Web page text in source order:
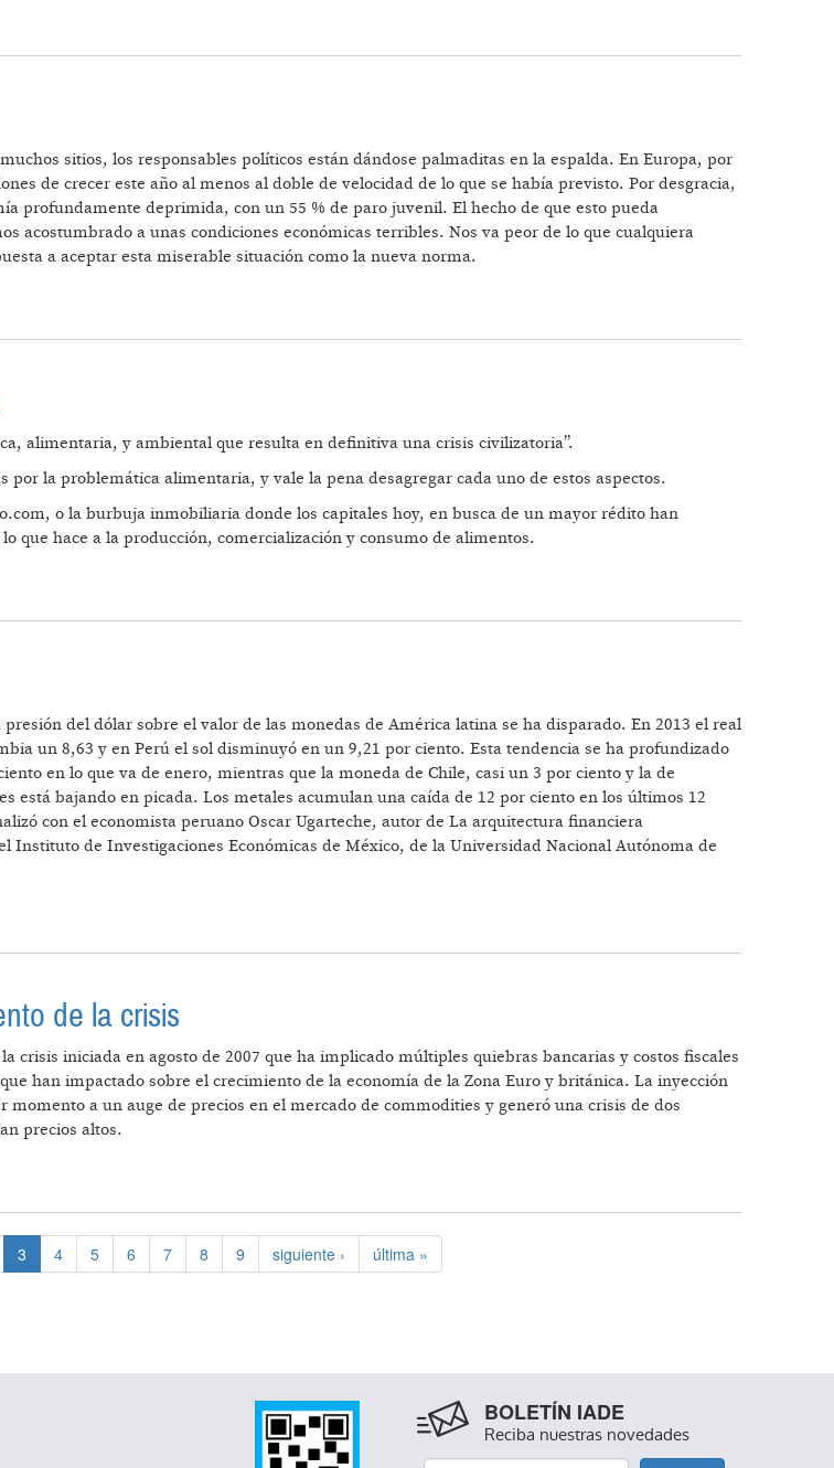
sitios, los responsables políticos están dándose palmaditas en la espalda. En Europa, por
de crecer este año al menos al doble de velocidad de lo que se había previsto. Por desgracia,
profundamente deprimida, con un 55 % de paro juvenil. El hecho de que esto pueda
acostumbrado a unas condiciones económicas terribles. Nos va peor de lo que cualquiera
a aceptar esta miserable situación como la nueva norma.
alimentaria, y ambiental que resulta en definitiva una crisis civilizatoria”.
la problemática alimentaria, y vale la pena desagregar cada uno de estos aspectos.
o la burbuja inmobiliaria donde los capitales hoy, en busca de un mayor rédito han
que hace a la producción, comercialización y consumo de alimentos.
del dólar sobre el valor de las monedas de América latina se ha disparado. En 2013 el real
un 8,63 y en Perú el sol disminuyó en un 9,21 por ciento. Esta tendencia se ha profundizado
en lo que va de enero, mientras que la moneda de Chile, casi un 3 por ciento y la de
bajando en picada. Los metales acumulan una caída de 12 por ciento en los últimos 12
con el economista peruano Oscar Ugarteche, autor de La arquitectura financiera
de Investigaciones Económicas de México, de la Universidad Nacional Autónoma de
de la crisis
crisis iniciada en agosto de 2007 que ha implicado múltiples quiebras bancarias y costos fiscales
han impactado sobre el crecimiento de la economía de la Zona Euro y británica. La inyección
a un auge de precios en el mercado de commodities y generó una crisis de dos
precios altos.
3 4 5 6 7 8 9 siguiente › última »
BOLETÍN IADE
Reciba nuestras novedades